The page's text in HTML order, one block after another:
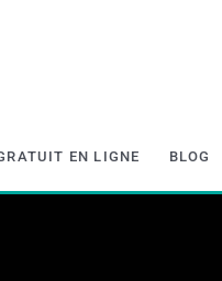
EN LIGNE BLOG